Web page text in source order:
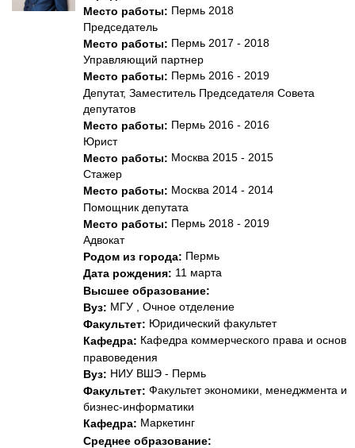
Место работы: Пермь 2018
Председатель
Место работы: Пермь 2017 - 2018
Управляющий партнер
Место работы: Пермь 2016 - 2019
Депутат, Заместитель Председателя Совета
депутатов
Место работы: Пермь 2016 - 2016
Юрист
Место работы: Москва 2015 - 2015
Стажер
Место работы: Москва 2014 - 2014
Помощник депутата
Место работы: Пермь 2018 - 2019
Адвокат
Родом из города: Пермь
Дата рождения: 11 марта
Высшее образование:
Вуз: МГУ , Очное отделение
Факультет: Юридический факультет
Кафедра: Кафедра коммерческого права и основ
правоведения
Вуз: НИУ ВШЭ - Пермь
Факультет: Факультет экономики, менеджмента и
бизнес-информатики
Кафедра: Маркетинг
Среднее образование: